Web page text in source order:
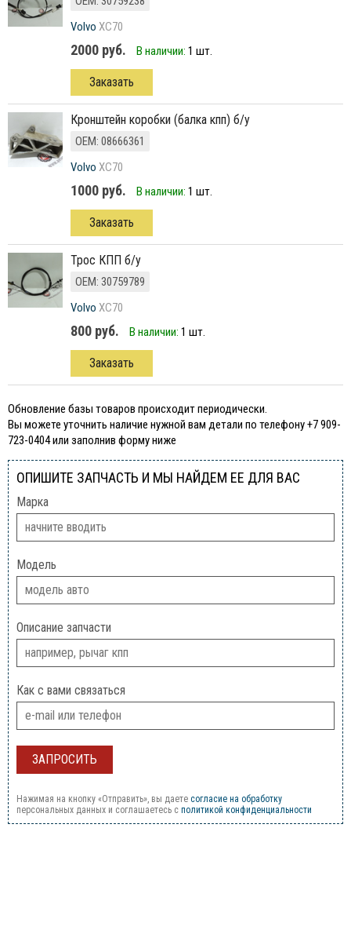
Volvo XC70
2000 руб. В наличии: 1 шт.
Заказать
кронштейн коробки (балка кпп) б/у
ОЕМ: 08666361
Volvo XC70
1000 руб. В наличии: 1 шт.
Заказать
трос КПП б/у
ОЕМ: 30759789
Volvo XC70
800 руб. В наличии: 1 шт.
Заказать
Обновление базы товаров происходит периодически.
Вы можете уточнить наличие нужной вам детали по телефону +7 909-
723-0404 или заполнив форму ниже
ОПИШИТЕ ЗАПЧАСТЬ И МЫ НАЙДЕМ ЕЕ ДЛЯ ВАС
Марка
Модель
Описание запчасти
Как с вами связаться
Нажимая на кнопку «Отправить», вы даете согласие на обработку
персональных данных и соглашаетесь c политикой конфиденциальности